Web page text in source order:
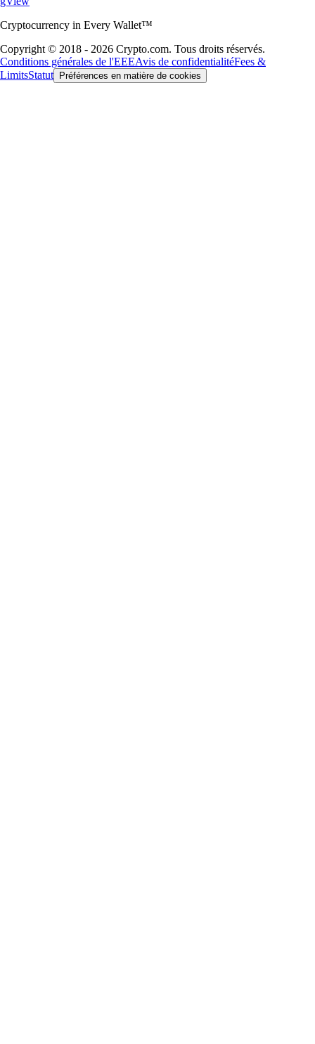
Cryptocurrency in Every Wallet™
Copyright © 2018 - 2026 Crypto.com. Tous droits réservés.
Conditions générales de l'EEEAvis de confidentialitéFees &
LimitsStatut Préférences en matière de cookies